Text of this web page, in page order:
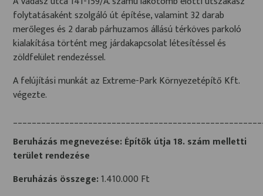
folytatásaként szolgáló út építése, valamint 32 darab
merőleges és 2 darab párhuzamos állású térköves parkoló
kialakítása történt meg járdakapcsolat létesítéssel és
zöldfelület rendezéssel.
A felújítási munkát az Extreme-Park Környezetépítő Kft.
végezte.
Beruházás megnevezése: Építők útja 18. szám melletti
terület rendezése
Beruházás összege:1.410.000 Ft